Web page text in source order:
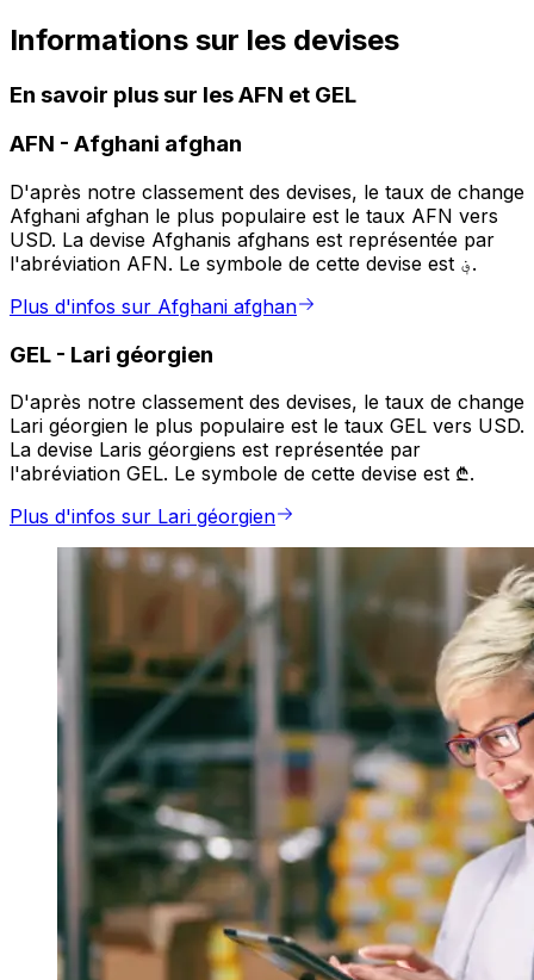
Informations sur les devises
En savoir plus sur les AFN et GEL
AFN - Afghani afghan
D'après notre classement des devises, le taux de change
Afghani afghan le plus populaire est le taux AFN vers
USD. La devise Afghanis afghans est représentée par
l'abréviation AFN. Le symbole de cette devise est ؋.
Plus d'infos sur Afghani afghan
GEL - Lari géorgien
D'après notre classement des devises, le taux de change
Lari géorgien le plus populaire est le taux GEL vers USD.
La devise Laris géorgiens est représentée par
l'abréviation GEL. Le symbole de cette devise est ₾.
Plus d'infos sur Lari géorgien